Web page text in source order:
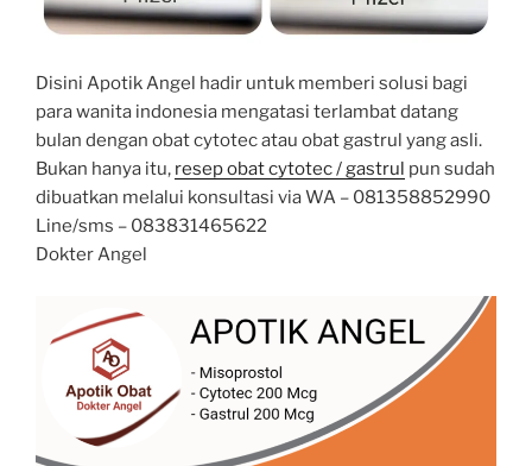
Disini Apotik Angel hadir untuk memberi solusi bagi
para wanita indonesia mengatasi terlambat datang
bulan dengan obat cytotec atau obat gastrul yang asli.
Bukan hanya itu, resep obat cytotec / gastrul pun sudah
dibuatkan melalui konsultasi via WA – 081358852990
Line/sms – 083831465622
Dokter Angel